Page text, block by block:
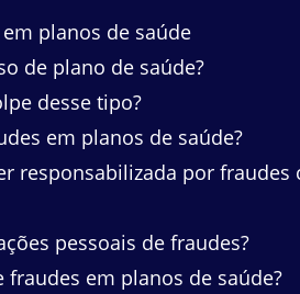
planos de saúde
de plano de saúde?
desse tipo?
em planos de saúde?
responsabilizada por
pessoais de fraudes?
em planos de saúde?